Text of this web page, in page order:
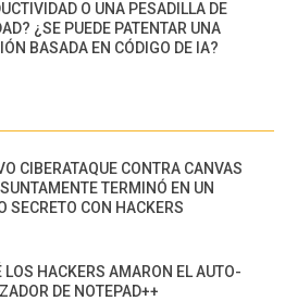
O UNA PESADILLA DE
¿SE PUEDE PATENTAR UNA
BASADA EN CÓDIGO DE IA?
CIBERATAQUE CONTRA CANVAS
TERMINÓ EN UN
SECRETO CON HACKERS
LOS HACKERS AMARON EL AUTO-
DE NOTEPAD++